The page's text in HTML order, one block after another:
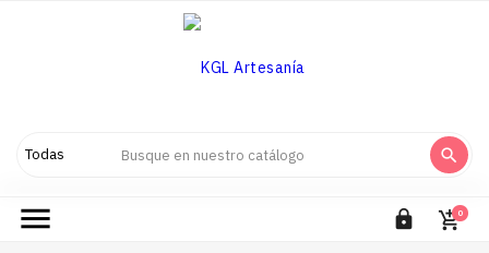

  0